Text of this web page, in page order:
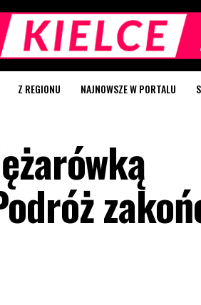
Z REGIONU NAJNOWSZE W PORTALU